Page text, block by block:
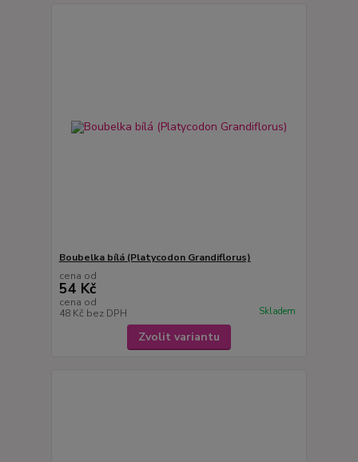
Boubelka bílá (Platycodon Grandiflorus)
cena od
54 Kč
cena od
48 Kč bez DPH Skladem
Zvolit variantu